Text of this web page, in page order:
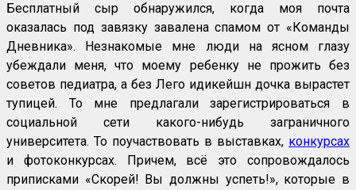
Бесплатный сыр обнаружился, когда моя почта
оказалась под завязку завалена спамом от «Команды
Дневника». Незнакомые мне люди на ясном глазу
убеждали меня, что моему ребенку не прожить без
советов педиатра, а без Лего идикейшн дочка вырастет
тупицей. То мне предлагали зарегистрироваться в
социальной сети какого-нибудь заграничного
университета. То поучаствовать в выставках, конкурсах
и фотоконкурсах. Причем, всё это сопровождалось
приписками «Скорей! Вы должны успеть!», которые в